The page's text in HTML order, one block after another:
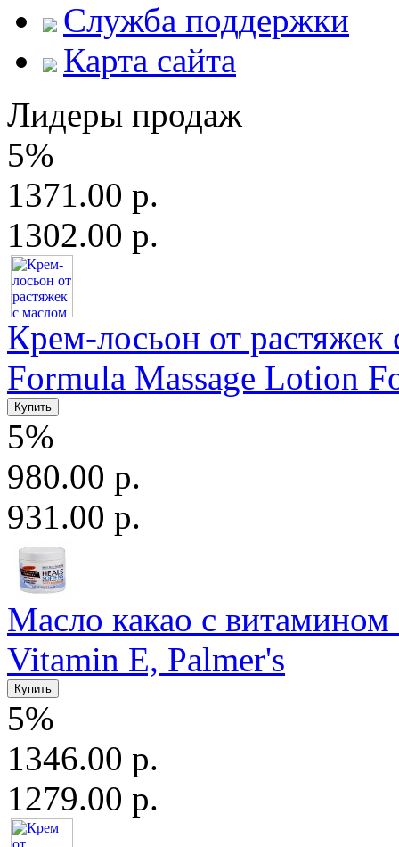
Служба поддержки
Карта сайта
Лидеры продаж
5%
1371.00 р.
1302.00 р.
Крем-лосьон от
Formula Massage Lotion
5%
980.00 р.
931.00 р.
Масло какао с
Vitamin E, Palmer's
5%
1346.00 р.
1279.00 р.